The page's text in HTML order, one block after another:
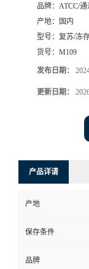
品牌： ATCC/通
产地：
国内
型号： 复苏/冻
货号： M109
发布日期：
更新日期：
产品详请
产地
保存条件
品牌